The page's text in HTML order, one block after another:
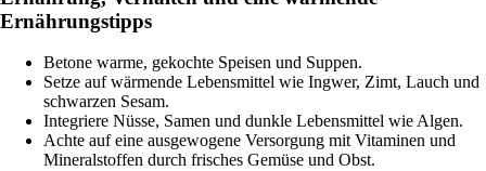
Ernährungstipps
Betone warme, gekochte Speisen und Suppen.
Setze auf wärmende Lebensmittel wie Ingwer, Zimt, Lauch und
schwarzen Sesam.
Integriere Nüsse, Samen und dunkle Lebensmittel wie Algen.
Achte auf eine ausgewogene Versorgung mit Vitaminen und
Mineralstoffen durch frisches Gemüse und Obst.